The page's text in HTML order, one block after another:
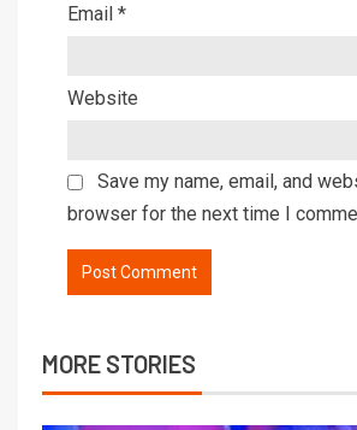
Email *
Website
Save my name, email, and
browser for the next time I
MORE STORIES